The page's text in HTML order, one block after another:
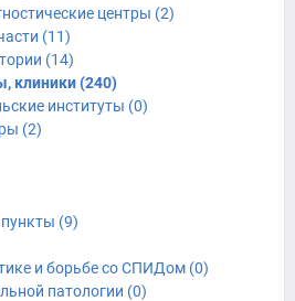
центры (2)
(11)
(14)
клиники (240)
институты (0)
(2)
(9)
и борьбе со СПИДом (0)
патологии (0)